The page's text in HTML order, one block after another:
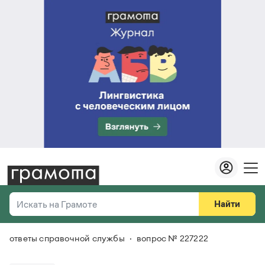
Искать на Грамоте
Справочная служба
Найти
Везде
ответы справочной службы вопрос № 227222